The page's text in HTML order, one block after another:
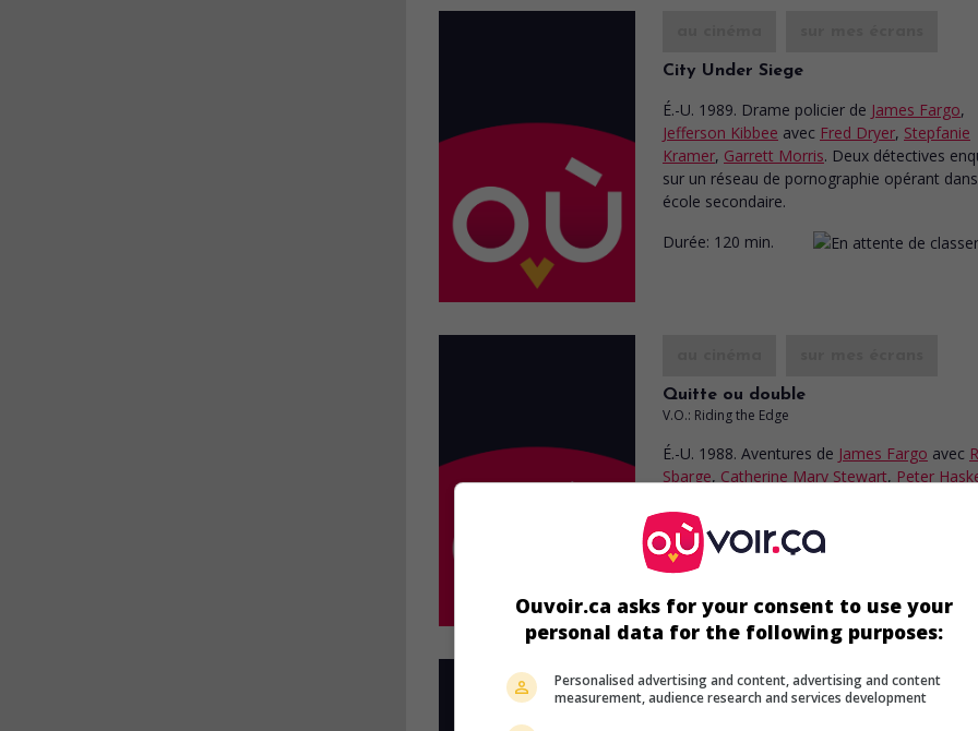
City Under Siege
É.-U. 1989. Drame policier de James Fargo,
Jefferson Kibbee avec Fred Dryer, Stepfanie
Kramer, Garrett Morris. Deux détectives
sur un réseau de pornographie opérant
école secondaire.
Durée: 120 min.
Quitte ou double
V.O.: Riding the Edge
É.-U. 1988. Aventures de James Fargo avec
Sbarge, Catherine Mary Stewart, Peter
tenter de délivrer son père qui a été kidnappé
des terroristes.
au cinéma sur mes écrans
Ouvoir.ca asks for your consent to use your
personal data for the following purposes:
Personalised advertising and content, advertising and content
measurement, audience research and services development